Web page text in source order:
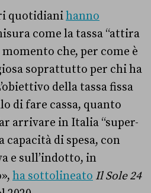
quotidianihanno
come la tassa “attira
che, per come è
soprattutto per chi ha
della tassa fissa
di fare cassa, quanto
arrivare in Italia “super-
capacità di spesa, con
e sull’indotto, in
ha sottolineato Il Sole 24